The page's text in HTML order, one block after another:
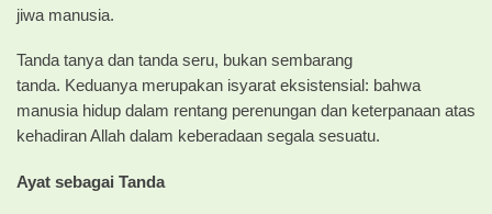
jiwa manusia.
Tanda tanya dan tanda seru, bukan sembarang
tanda. Keduanya merupakan isyarat eksistensial: bahwa
manusia hidup dalam rentang perenungan dan keterpanaan atas
kehadiran Allah dalam keberadaan segala sesuatu.
Ayat sebagai Tanda